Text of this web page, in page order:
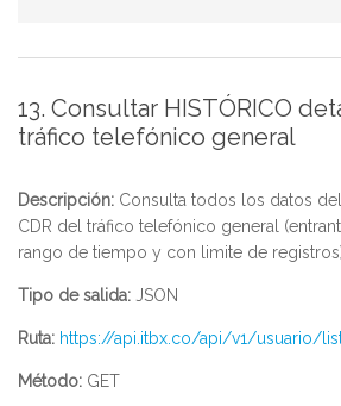
13. Consultar HISTÓRICO
tráfico telefónico general
Descripción: Consulta todos los datos
CDR del tráfico telefónico general
rango de tiempo y con limite de
Tipo de salida: JSON
Ruta: https://api.itbx.co/api/v1/usuario/
Método: GET